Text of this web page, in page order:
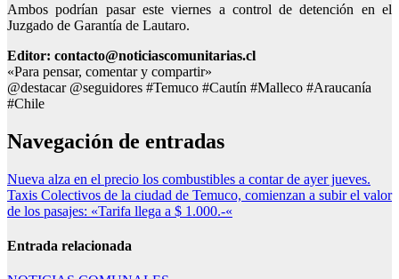
Ambos podrían pasar este viernes a control de detención en el
Juzgado de Garantía de Lautaro.
Editor: contacto@noticiascomunitarias.cl
«Para pensar, comentar y compartir»
@destacar @seguidores #Temuco #Cautín #Malleco #Araucanía
#Chile
Navegación de entradas
Nueva alza en el precio los combustibles a contar de ayer jueves.
Taxis Colectivos de la ciudad de Temuco, comienzan a subir el valor
de los pasajes: «Tarifa llega a $ 1.000.-«
Entrada relacionada